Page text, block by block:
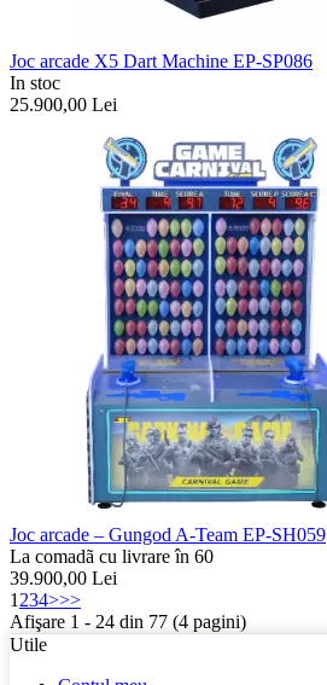
Joc arcade X5 Dart Machine EP-SP086
In stoc
25.900,00 Lei
Joc arcade – Gungod A-Team EP-SH059
La comadã cu livrare în 60
39.900,00 Lei
1 234>>>
Afişare 1 - 24 din 77 (4 pagini)
Utile